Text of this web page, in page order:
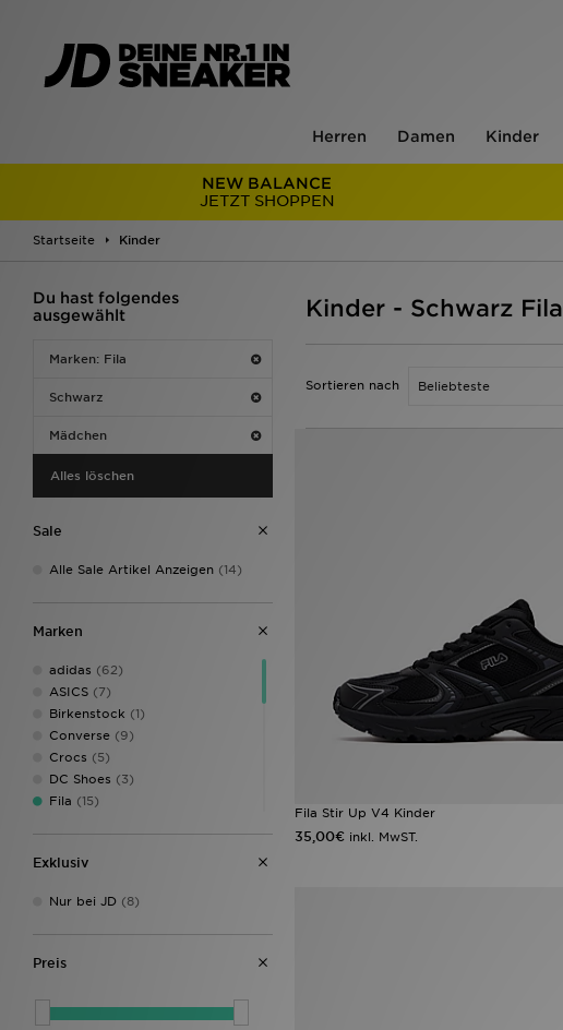
Herren Damen Kinder
NEW BALANCE
JETZT SHOPPEN
Startseite Kinder
Du hast folgendes
ausgewählt
Marken: Fila
Schwarz
Mädchen
Alles löschen
Sale
Alle Sale Artikel Anzeigen (14)
Marken
adidas (62)
ASICS (7)
Birkenstock (1)
Converse (9)
Crocs (5)
DC Shoes (3)
Fila (15)
JUICY COUTURE
MONTIREX (4)
New Balance(22)
On Running
PUMA(4)
Exklusiv
Nur bei JD (8)
Preis
Kinder - Schwarz Fila
Sortieren nach
Fila Stir Up V4 Kinder
35,00€ inkl. MwST.